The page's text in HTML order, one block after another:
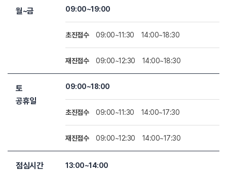
월~금 09:00~19:00
초진접수 09:00~11:30 14:00~18:30
재진접수 09:00~12:30 14:00~18:30
토
공휴일
09:00~18:00
초진접수 09:00~11:30 14:00~17:30
재진접수 09:00~12:30 14:00~17:30
점심시간 13:00~14:00